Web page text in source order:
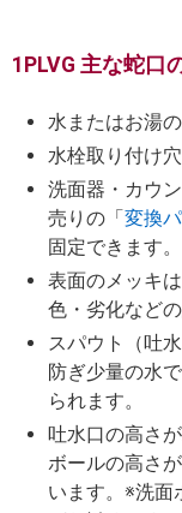
1PLVG 主な蛇口
水またはお湯
水栓取り付け
洗面器・カウ
売りの「 変換
固定できます。
表面のメッキ
色・劣化など
スパウト（吐
防ぎ少量の水
られます。
吐水口の高さ
ボールの高さ
います。※洗面